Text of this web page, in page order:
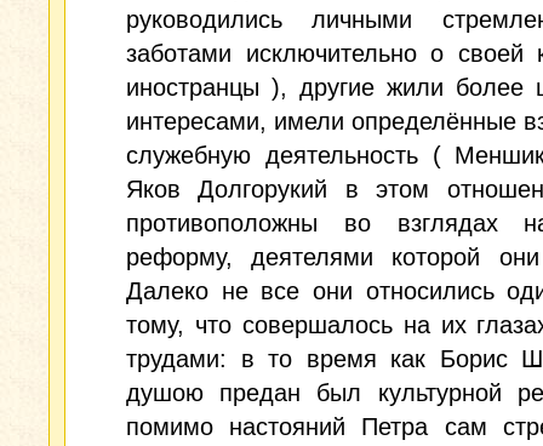
руководились личными
заботами исключительно о своей
иностранцы ), другие жили более
интересами, имели определённые
служебную деятельность (
Яков Долгорукий в этом
противоположны во взглядах
реформу, деятелями которой
Далеко не все они относились
тому, что совершалось на их
трудами: в то время как Борис
душою предан был культурной
помимо настояний Петра сам